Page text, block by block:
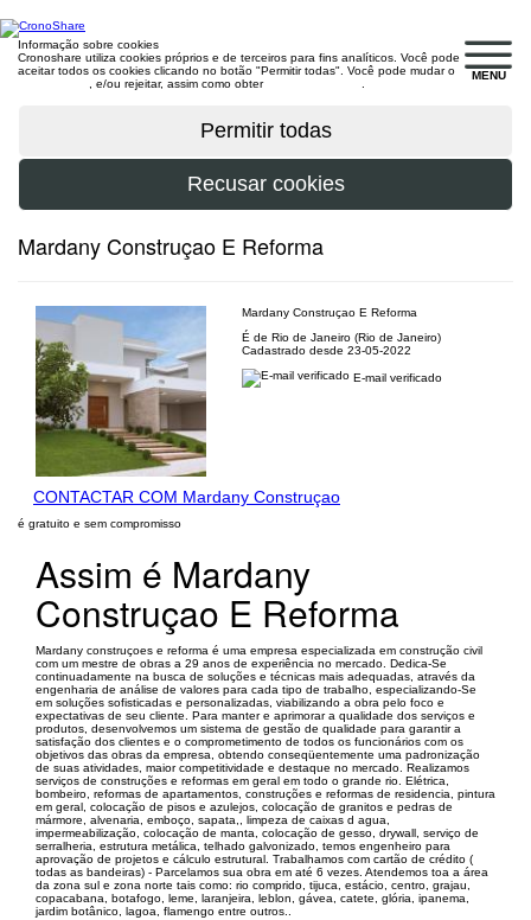
MENU
Informação sobre cookies
Cronoshare utiliza cookies próprios e de terceiros para fins analíticos. Você pode
aceitar todos os cookies clicando no botão "Permitir todas". Você pode mudar o
, e/ou rejeitar, assim como obter
Mardany Construçao E Reforma
Mardany Construçao E Reforma
É de Rio de Janeiro (Rio de Janeiro)
Cadastrado desde 23-05-2022
E-mail verificado
CONTACTAR COM Mardany Construçao
é gratuito e sem compromisso
Assim é Mardany
Construçao E Reforma
Mardany construçoes e reforma é uma empresa especializada em construção civil
com um mestre de obras a 29 anos de experiência no mercado. Dedica-Se
continuadamente na busca de soluções e técnicas mais adequadas, através da
engenharia de análise de valores para cada tipo de trabalho, especializando-Se
em soluções sofisticadas e personalizadas, viabilizando a obra pelo foco e
expectativas de seu cliente. Para manter e aprimorar a qualidade dos serviços e
produtos, desenvolvemos um sistema de gestão de qualidade para garantir a
satisfação dos clientes e o comprometimento de todos os funcionários com os
objetivos das obras da empresa, obtendo conseqüentemente uma padronização
de suas atividades, maior competitividade e destaque no mercado. Realizamos
serviços de construções e reformas em geral em todo o grande rio. Elétrica,
bombeiro, reformas de apartamentos, construções e reformas de residencia, pintura
em geral, colocação de pisos e azulejos, colocação de granitos e pedras de
mármore, alvenaria, emboço, sapata,, limpeza de caixas d agua,
impermeabilização, colocação de manta, colocação de gesso, drywall, serviço de
serralheria, estrutura metálica, telhado galvonizado, temos engenheiro para
aprovação de projetos e cálculo estrutural. Trabalhamos com cartão de crédito (
todas as bandeiras) - Parcelamos sua obra em até 6 vezes. Atendemos toa a área
da zona sul e zona norte tais como: rio comprido, tijuca, estácio, centro, grajau,
copacabana, botafogo, leme, laranjeira, leblon, gávea, catete, glória, ipanema,
jardim botânico, lagoa, flamengo entre outros..